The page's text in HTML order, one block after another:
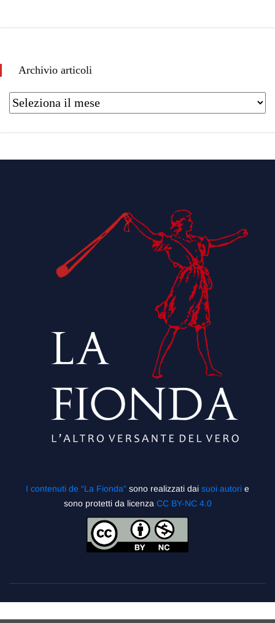
Archivio articoli
I contenuti de “La Fionda” sono realizzati dai suoi autori e
sono protetti da licenza CC BY-NC 4.0